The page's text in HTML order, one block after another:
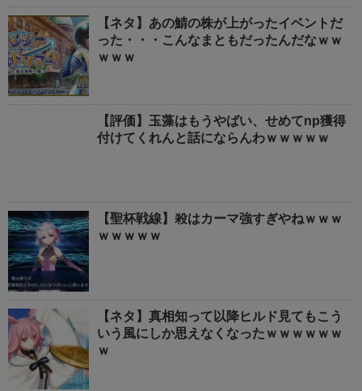
【ネタ】あの鯖の株が上がったイベントだ
った・・・こんなまともだったんだなｗｗ
ｗｗｗ
【評価】玉藻はもうやばい、せめてnp獲得
付けてくれんと話にならんわｗｗｗｗｗ
【聖杯戦線】殺はカーマ強すぎやねｗｗｗ
ｗｗｗｗｗ
【ネタ】真相知って以降ヒルド見てもこう
いう風にしか思えなくなったｗｗｗｗｗｗ
ｗ